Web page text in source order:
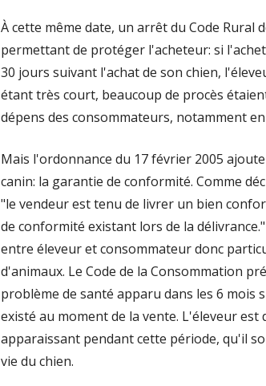
À cette même date, un arrêt du Code Rural
permettant de protéger l'acheteur: si
30 jours suivant l'achat de son chien,
étant très court, beaucoup de procès
dépens des consommateurs, notamment en
Mais l'ordonnance du 17 février 2005
canin: la garantie de conformité. Comme
"le vendeur est tenu de livrer un bien
de conformité existant lors de la
entre éleveur et consommateur donc
d'animaux. Le Code de la Consommation
problème de santé apparu dans les 6 mois
existé au moment de la vente. L'éleveur
apparaissant pendant cette période, qu'il
vie du chien.